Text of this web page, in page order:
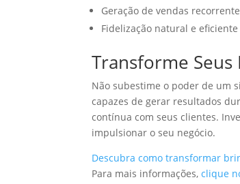
Geração de vendas
Fidelização natural e eficiente
Transforme Seus
Não subestime o poder de um
capazes de gerar resultados
contínua com seus clientes.
impulsionar o seu negócio.
Descubra como transformar
Para mais informações,clique